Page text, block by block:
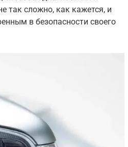
так сложно, как кажется, и
в безопасности своего